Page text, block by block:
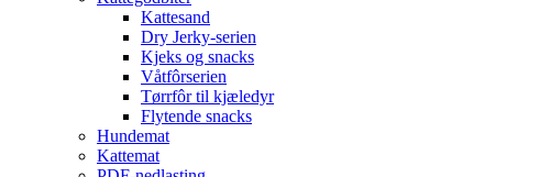
Kattesand
Dry Jerky-serien
Kjeks og snacks
Våtfôrserien
Tørrfôr til kjæledyr
Flytende snacks
Hundemat
Kattemat